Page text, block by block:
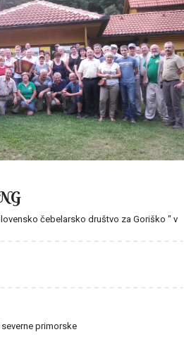
čebelarsko društvo za Goriško " v
primorske